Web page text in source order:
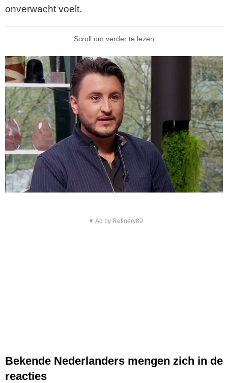
onverwacht voelt.
Scroll om verder te lezen
▼ Ad by Refinery89
Bekende Nederlanders mengen zich in de
reacties